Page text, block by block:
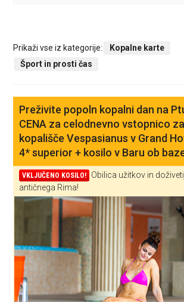
Prikaži vse iz kategorije:
Kopalne karte
Šport in prosti čas
Preživite popoln kopalni dan na
CENA za celodnevno vstopnico
kopališče Vespasianus v Grand
4* superior + kosilo v Baru ob
VKLJUČENO KOSILO!
Obilica užitkov in
antičnega Rima!